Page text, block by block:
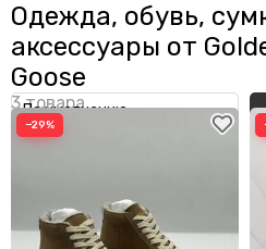
Acne Studios
ALAÏA
Alessandra Rich
Alexander McQueen
AMI Paris
AMIRI
Одежда, обувь,
аксессуары от
Goose
−29%